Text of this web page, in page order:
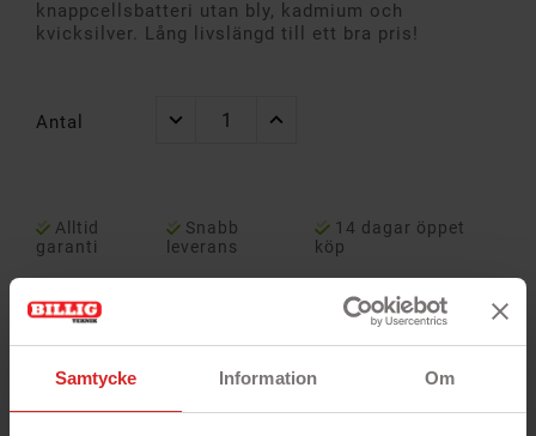
Samtycke Information Om
knappcellsbatteri utan bly, kadmium och
kvicksilver. Lång livslängd till ett bra pris!
Antal
Alltid
garanti
Snabb
leverans
14 dagar öppet
köp